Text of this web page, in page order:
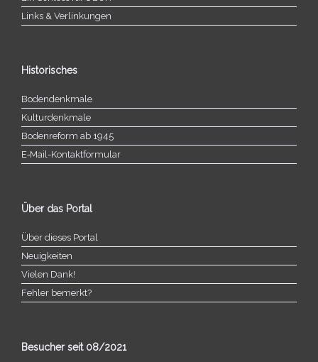
Links & Verlinkungen
Historisches
Bodendenkmale
Kulturdenkmale
Bodenreform ab 1945
E‑Mail-​​Kontaktformular
Über das Portal
Über dieses Portal
Neuigkeiten
Vielen Dank!
Fehler bemerkt?
Besucher seit 08/​2021